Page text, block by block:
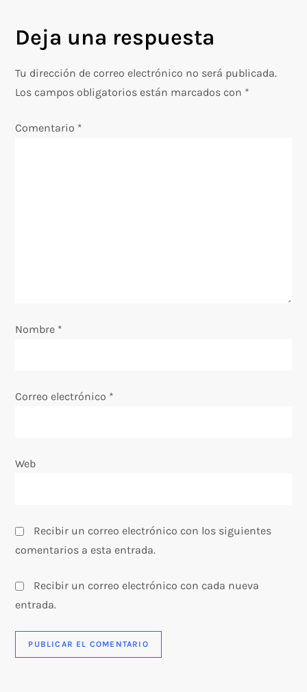
e
g
a
c
e
t
a
a
s
Deja una respuesta
Tu dirección de correo electrónico no será publicada.
Los campos obligatorios están marcados con *
Comentario *
Nombre *
Correo electrónico *
Web
Recibir un correo electrónico con los siguientes
comentarios a esta entrada.
Recibir un correo electrónico con cada nueva
entrada.